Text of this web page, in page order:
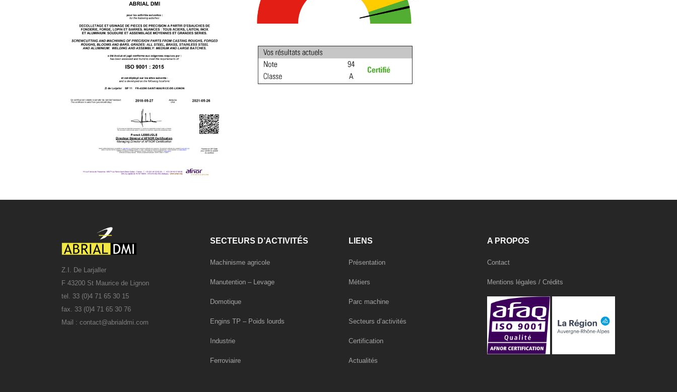
Z.I. De Larjaller
F 43200 St Maurice de Lignon
tel. 33 (0)4 71 65 30 15
fax. 33 (0)4 71 65 30 76
Mail : contact@abrialdmi.com
SECTEURS D’ACTIVITÉS
Machinisme agricole
Manutention – Levage
Domotique
Engins TP – Poids lourds
Industrie
Ferroviaire
LIENS
Présentation
Métiers
Parc machine
Secteurs d’activités
Certification
Actualités
A PROPOS
Contact
Mentions légales / Crédits